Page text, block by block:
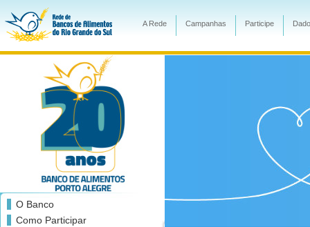
A Rede Campanhas Participe
O Banco
Como Participar